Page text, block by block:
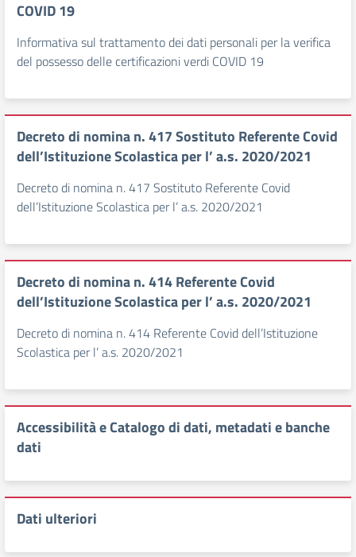
COVID 19
Informativa sul trattamento dei dati personali per la verifica
del possesso delle certificazioni verdi COVID 19
Decreto di nomina n. 417 Sostituto Referente Covid
dell’Istituzione Scolastica per l’ a.s. 2020/2021
Decreto di nomina n. 417 Sostituto Referente Covid
dell’Istituzione Scolastica per l’ a.s. 2020/2021
Decreto di nomina n. 414 Referente Covid
dell’Istituzione Scolastica per l’ a.s. 2020/2021
Decreto di nomina n. 414 Referente Covid dell’Istituzione
Scolastica per l’ a.s. 2020/2021
Accessibilità e Catalogo di dati, metadati e banche
dati
Dati ulteriori